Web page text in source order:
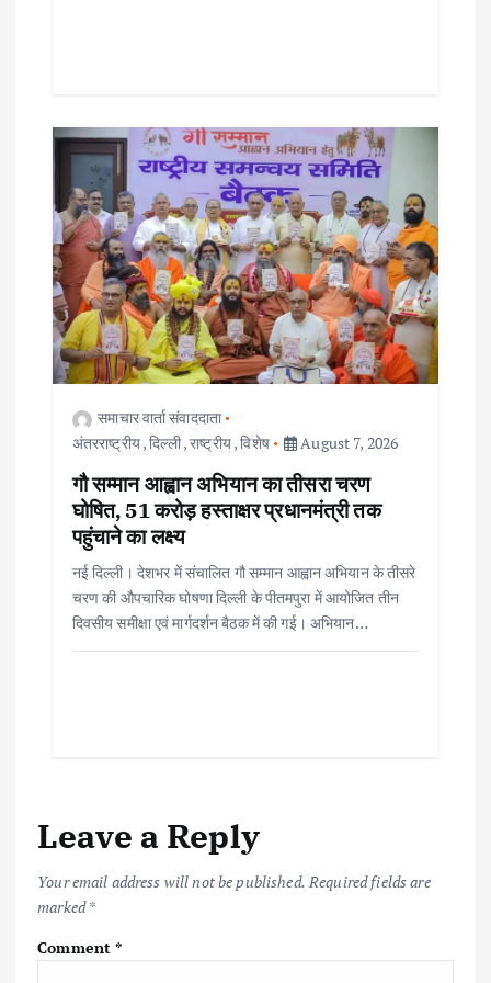
समाचार वार्ता संवाददाता
अंतरराष्ट्रीय,दिल्ली,राष्ट्रीय,विशेष August 7, 2026
गौ सम्मान आह्वान अभियान का तीसरा चरण
घोषित, 51 करोड़ हस्ताक्षर प्रधानमंत्री तक
पहुंचाने का लक्ष्य
नई दिल्ली। देशभर में संचालित गौ सम्मान आह्वान अभियान के तीसरे
चरण की औपचारिक घोषणा दिल्ली के पीतमपुरा में आयोजित तीन
दिवसीय समीक्षा एवं मार्गदर्शन बैठक में की गई। अभियान…
Leave a Reply
Your email address will not be published. Required fields are
marked*
Comment*